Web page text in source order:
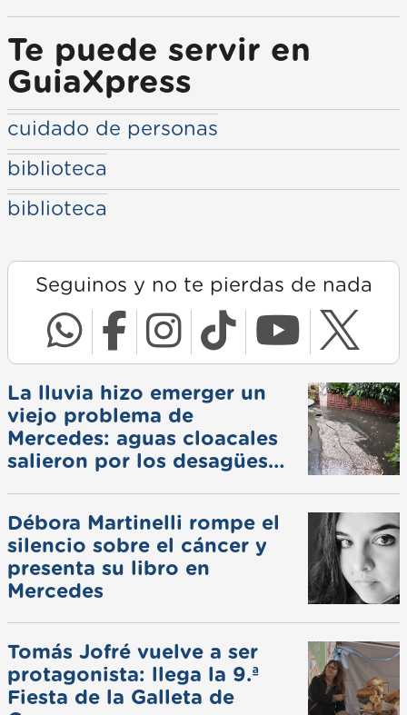
Te puede servir en
GuiaXpress
cuidado de personas
biblioteca
biblioteca
Seguinos y no te pierdas de nada
La lluvia hizo emerger un
viejo problema de
Mercedes: aguas cloacales
salieron por los desagües
Débora Martinelli rompe el
silencio sobre el cáncer y
presenta su libro en
Mercedes
Tomás Jofré vuelve a ser
protagonista: llega la 9.ª
Fiesta de la Galleta de